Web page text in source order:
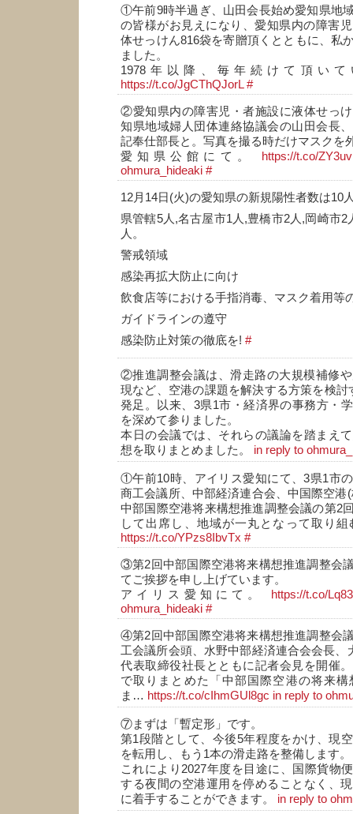
①午前9時半過ぎ、山田会長始め愛知県地
の皆様がお見えになり、愛知県内の障害
体せっけん816袋を寄贈頂くとともに、私
ました。
1978年以降、毎年続けて頂い
https://t.co/JgCThQJorL #
②愛知県内の障害児・者施設に液体せっ
知県地域婦人団体連絡協議会の山田会長
記奉仕部長と。写真を撮る時だけマスクを
愛知県公館にて。
https://t.co/
ohmura_hideaki #
12月14日(火)の愛知県の新規陽性者数は10
県管轄5人,名古屋市1人,豊橋市2人,岡崎市2
人。
警戒領域
感染再拡大防止に向け
飲食店等における手指消毒、マスク着用等
ガイドラインの遵守
感染防止対策の徹底を! #
②推進調整会議は、滑走路の大規模補修
現など、空港の課題を解決する方策を検討
発足。以来、3県1市・経済界の事務方・
を深めて参りました。
本日の会議では、それらの議論を踏まえ
想を取りまとめました。 in reply to
①午前10時、アイリス愛知にて、3県1市
商工会議所、中部経済連合会、中国際空港
中部国際空港将来構想推進調整会議の第2
して出席し、地域が一丸となって取り
https://t.co/YPzs8IbvTx #
③第2回中部国際空港将来構想推進調整会
てご挨拶を申し上げています。
アイリス愛知にて。
https://t.co/
ohmura_hideaki #
④第2回中部国際空港将来構想推進調整会
工会議所会頭、水野中部経済連合会会長、
代表取締役社長とともに記者会見を開催
で取りまとめた「中部国際空港の将来
ま… https://t.co/cIhmGUl8gc in reply to
⑦まずは「暫定形」です。
第1段階として、今後5年程度をかけ、現
を転用し、もう1本の滑走路を整備します。
これにより2027年度を目途に、国際貨物
する夜間の空港運用を停めることなく、
に着手することができます。 in reply to